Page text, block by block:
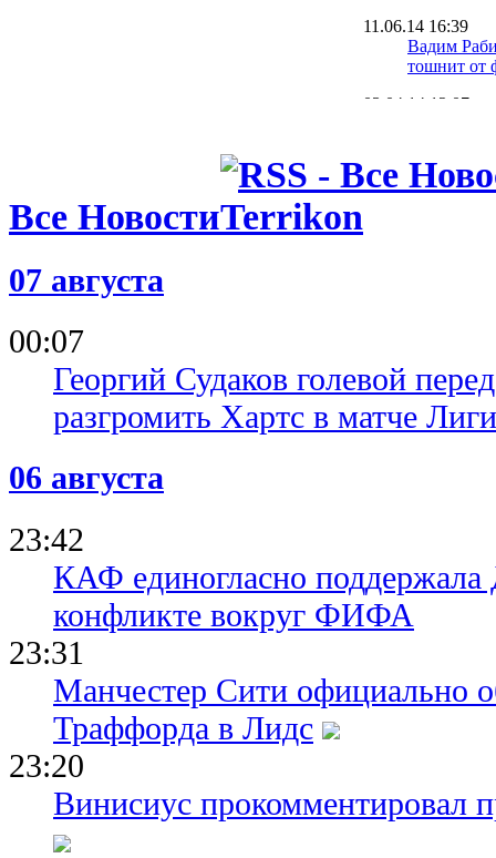
11.06.14 16:39
Вадим
тошнит от
03.04.14 12:07
меня
ключом"
Все Новости
07 августа
00:07
Георгий Судаков голевой
разгромить Хартс в матче
06 августа
23:42
КАФ единогласно
конфликте вокруг ФИФА
23:31
Манчестер Сити официально
Траффорда в Лидс
23:20
Винисиус прокомментировал